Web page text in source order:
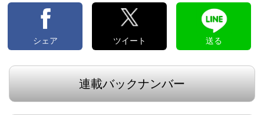
シェア ツイート 送る
連載バックナンバー